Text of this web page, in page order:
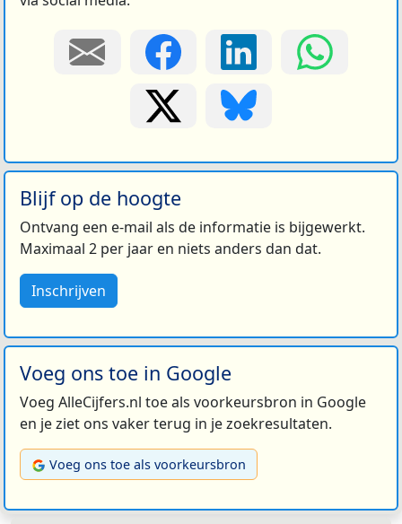
Blijf op de hoogte
Ontvang een e-mail als de informatie is bijgewerkt.
Maximaal 2 per jaar en niets anders dan dat.
Inschrijven
Voeg ons toe in Google
Voeg AlleCijfers.nl toe als voorkeursbron in Google
en je ziet ons vaker terug in je zoekresultaten.
Voeg ons toe als voorkeursbron